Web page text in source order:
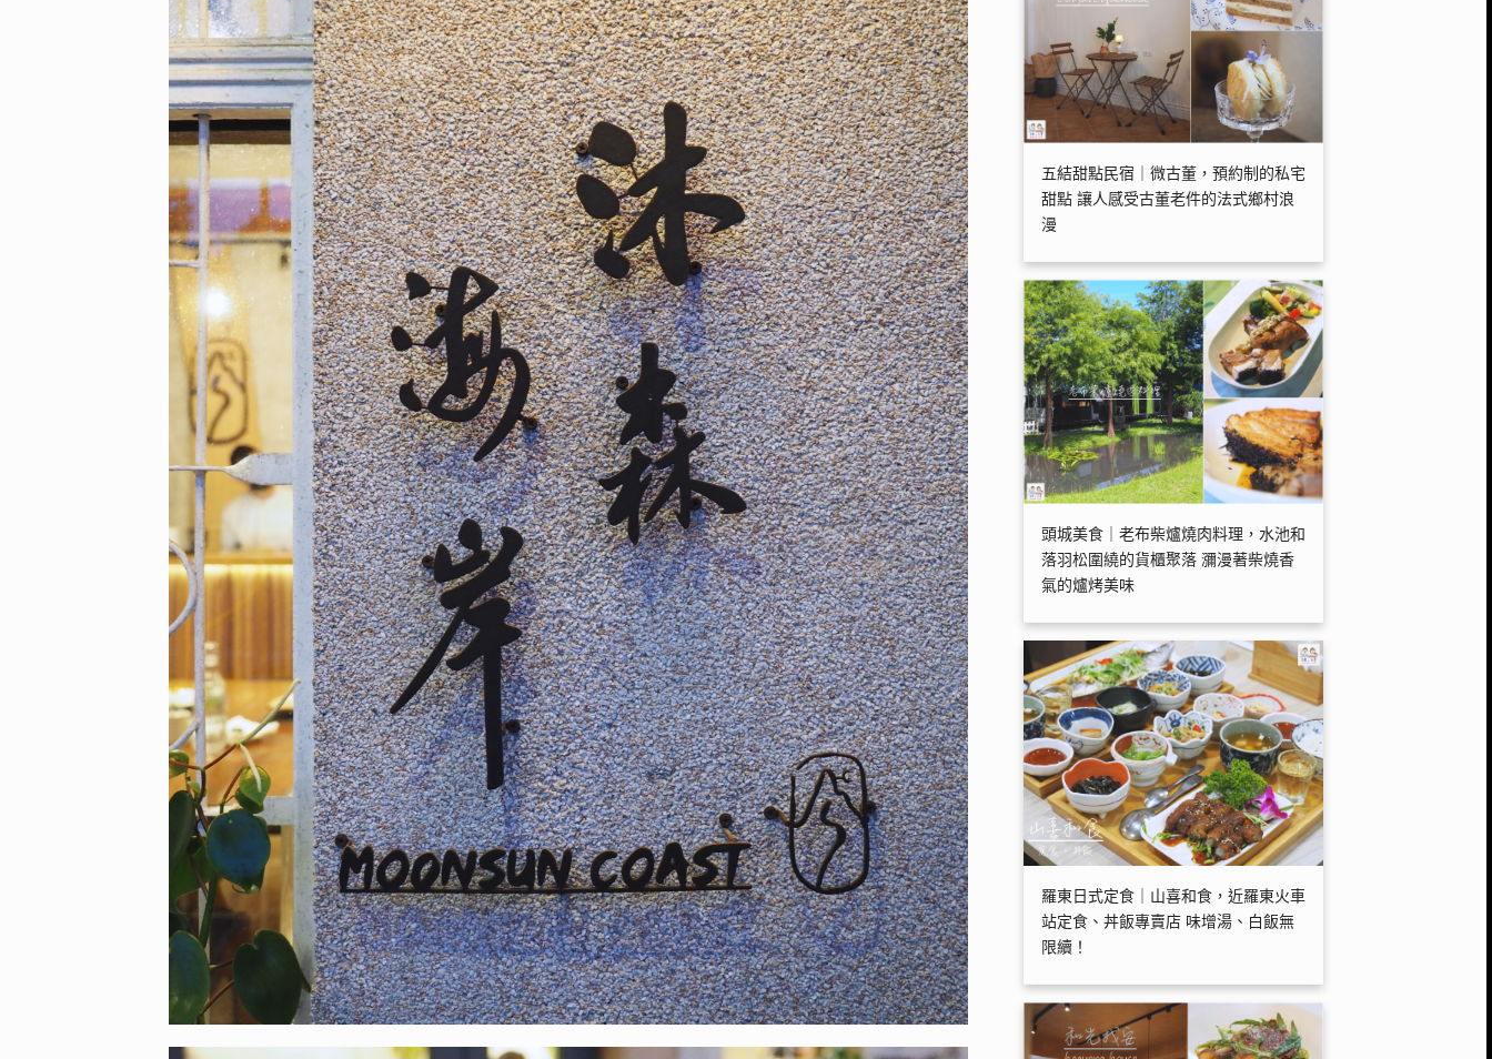
五結甜點民宿｜微古董，預約制的私宅
甜點 讓人感受古董老件的法式鄉村浪
漫
頭城美食｜老布柴爐燒肉料理，水池和
落羽松圍繞的貨櫃聚落 瀰漫著柴燒香
氣的爐烤美味
羅東日式定食｜山喜和食，近羅東火車
站定食、丼飯專賣店 味增湯、白飯無
限續！